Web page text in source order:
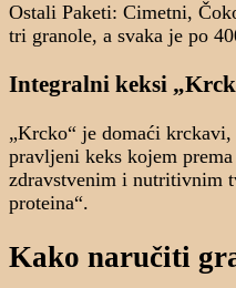
Ostali Paketi: Cimetni,
tri granole, a svaka je po
Integralni keksi
„Krcko“ je domaći
pravljeni keks kojem
zdravstvenim i nutritivnim
proteina“.
Kako naručiti